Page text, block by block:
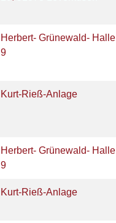
Herbert- Grünewald- Halle
9
Kurt-Rieß-Anlage
Herbert- Grünewald- Halle
9
Kurt-Rieß-Anlage